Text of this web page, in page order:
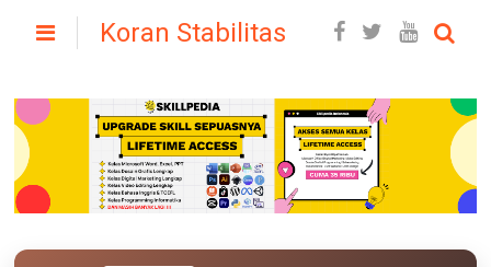
Koran Stabilitas